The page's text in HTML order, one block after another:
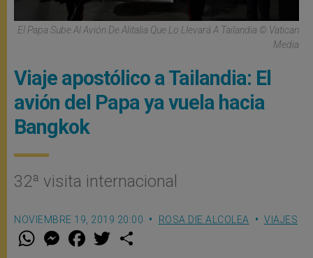
El Papa Sube Al Avión De Alitalia Que Lo Llevará A Tailandia © Vatican
Media
Viaje apostólico a Tailandia: El
avión del Papa ya vuela hacia
Bangkok
32ª visita internacional
NOVIEMBRE 19, 2019 20:00 ROSA DIE ALCOLEA VIAJES
W M
e
F
a w